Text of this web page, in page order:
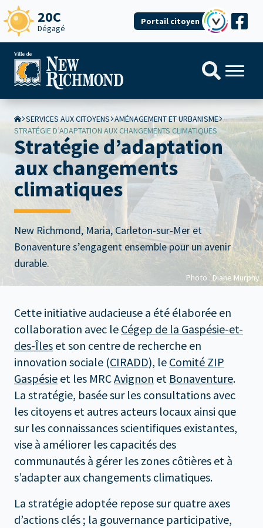
20C
Dégagé
Portail citoyen
Photo : Diane Murphy
SERVICES AUX CITOYENS AMÉNAGEMENT ET URBANISME
STRATÉGIE D’ADAPTATION AUX CHANGEMENTS CLIMATIQUES
Stratégie d’adaptation
aux changements
climatiques
New Richmond, Maria, Carleton-sur-Mer et
Bonaventure s’engagent ensemble pour un avenir
durable.
Cette initiative audacieuse a été élaborée en
collaboration avec le Cégep de la Gaspésie-et-
des-Îles et son centre de recherche en
innovation sociale (CIRADD), le Comité ZIP
Gaspésie et les MRCAvignon et Bonaventure.
La stratégie, basée sur les consultations avec
les citoyens et autres acteurs locaux ainsi que
sur les connaissances scientifiques existantes,
vise à améliorer les capacités des
communautés à gérer les zones côtières et à
s’adapter aux changements climatiques.
La stratégie adoptée repose sur quatre axes
d’actions clés ; la gouvernance participative,